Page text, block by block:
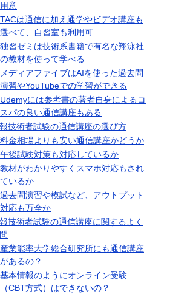
用意
TACは通信に加え通学やビデオ講座も
選べて、自習室も利用可
独習ゼミは技術系書籍で有名な翔泳社
の教材を使って学べる
メディアファイブはAIを使った過去問
演習やYouTubeでの学習ができる
Udemyには参考書の著者自身によるコ
スパの良い通信講座もある
技術者試験の通信講座の選び方
料金相場よりも安い通信講座かどうか
午後試験対策も対応しているか
教材がわかりやすくスマホ対応もされ
ているか
過去問演習や模試など、アウトプット
対応も万全か
技術者試験の通信講座に関するよく
産業能率大学総合研究所にも通信講座
があるの？
基本情報のようにオンライン受験
（CBT方式）はできないの？